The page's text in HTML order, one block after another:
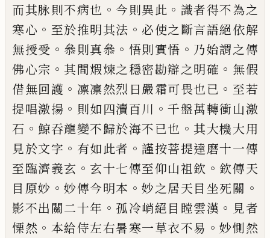
而其脉則不病也 。 今則異此 。 識者得不為之
寒心 。 至於推明其法 。 必使之斷言語絕依解
無授受 。 叅則真叅 。 悟則實悟 。 乃始謂之傳
佛心宗 。其間煆煉之穩密勘辯之明確 。 無假
借無回護 。 凛凛然烈 日嚴霜可畏也已 。 至若
提唱激揚 。 則如四瀆百川 。千盤萬轉衝山激
石 。 鯨吞龍變不歸於海不已也 。其大機大用
見於文字 。 有如此者 。謹按菩提達磨十一傳
至臨濟義玄 。 玄十七傳至仰山祖欽 。 欽傳天
目原妙 。妙傳今明本 。妙之居天目坐死關 。
影不出關二十年 。 孤冷峭絕目瞠雲漢 。 見者
慄然 。 本給侍左右暑寒一草衣不易 。妙惻然